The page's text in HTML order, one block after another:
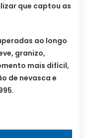
que captou as
ao longo
granizo,
mais difícil,
de nevasca e